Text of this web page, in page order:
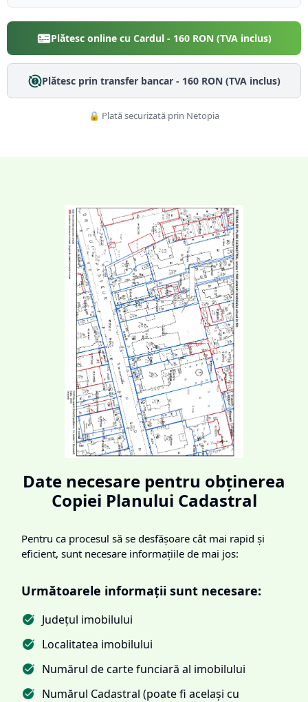
Plătesc online cu Cardul - 160RON (TVA inclus)
Plătesc prin transfer bancar - 160RON (TVA inclus)
🔒 Plată securizată prin Netopia
Date necesare pentru obținerea
Copiei Planului Cadastral
Pentru ca procesul să se desfășoare cât mai rapid și
eficient, sunt necesare informațiile de mai jos:
Următoarele informații sunt necesare:
Județul imobilului
Localitatea imobilului
Numărul de carte funciară al imobilului
Numărul Cadastral (poate fi același cu